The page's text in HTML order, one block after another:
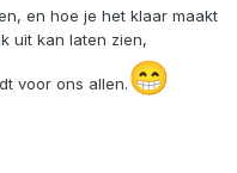
en hoe je het klaar maakt
uit kan laten zien,
voor ons allen.😁